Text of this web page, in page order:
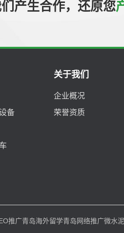
产生合作，还原您
备
关于我们
企业概况
荣誉资质
推广青岛海外留学青岛网络推广微水